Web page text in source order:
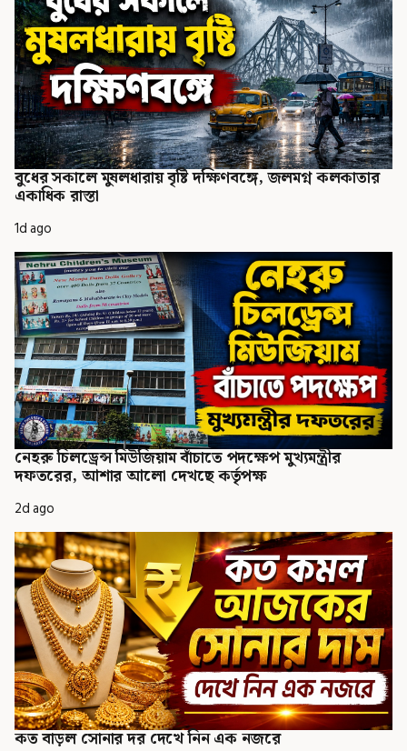
বুধের সকালে মুষলধারায় বৃষ্টি দক্ষিণবঙ্গে, জলমগ্ন কলকাতার
একাধিক রাস্তা
1d ago
নেহরু চিলড্রেন্স মিউজিয়াম বাঁচাতে পদক্ষেপ মুখ্যমন্ত্রীর
দফতরের, আশার আলো দেখছে কর্তৃপক্ষ
2d ago
কত বাড়ল সোনার দর দেখে নিন এক নজরে